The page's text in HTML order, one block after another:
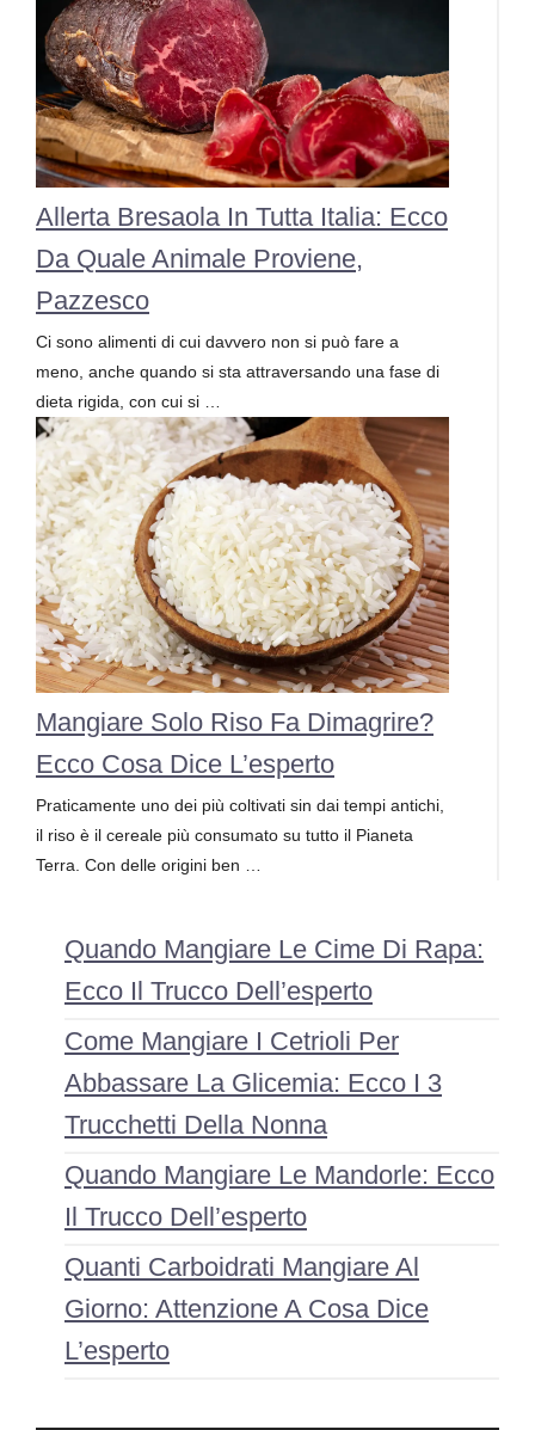
Allerta Bresaola In Tutta Italia: Ecco
Da Quale Animale Proviene,
Pazzesco
Ci sono alimenti di cui davvero non si può fare a
meno, anche quando si sta attraversando una fase di
dieta rigida, con cui si …
Mangiare Solo Riso Fa Dimagrire?
Ecco Cosa Dice L’esperto
Praticamente uno dei più coltivati sin dai tempi antichi,
il riso è il cereale più consumato su tutto il Pianeta
Terra. Con delle origini ben …
Quando Mangiare Le Cime Di Rapa:
Ecco Il Trucco Dell’esperto
Come Mangiare I Cetrioli Per
Abbassare La Glicemia: Ecco I 3
Trucchetti Della Nonna
Quando Mangiare Le Mandorle: Ecco
Il Trucco Dell’esperto
Quanti Carboidrati Mangiare Al
Giorno: Attenzione A Cosa Dice
L’esperto